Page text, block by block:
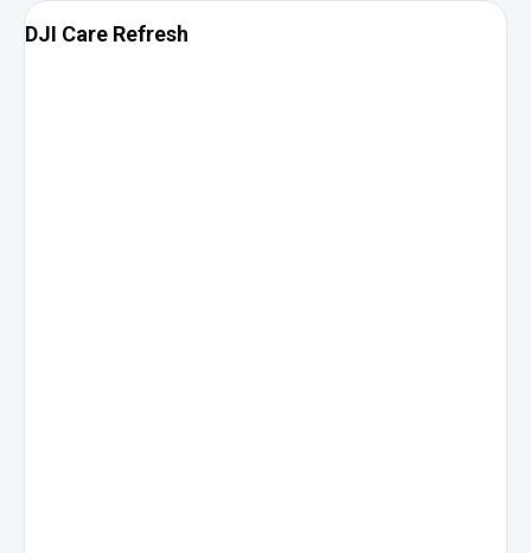
DJI Care Refresh